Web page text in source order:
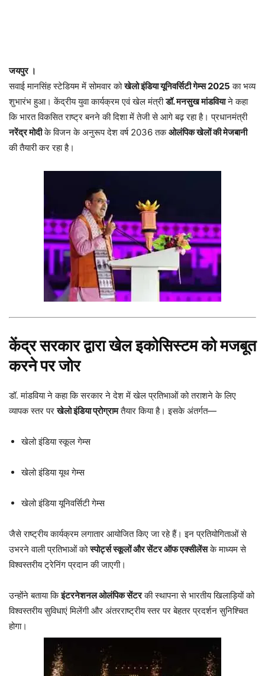
जयपुर ।
सवाई मानसिंह स्टेडियम में सोमवार कोखेलो इंडिया यूनिवर्सिटी गेम्स 2025 का भव्य
शुभारंभ हुआ। केंद्रीय युवा कार्यक्रम एवं खेल मंत्रीडॉ. मनसुख मांडवियाने कहा
कि भारत विकसित राष्ट्र बनने की दिशा में तेजी से आगे बढ़ रहा है। प्रधानमंत्री
नरेंद्र मोदीके विजन के अनुरूप देश वर्ष 2036 तकओलंपिक खेलों की मेजबानी
की तैयारी कर रहा है।
केंद्र सरकार द्वारा खेल इकोसिस्टम को मजबूत
करने पर जोर
डॉ. मांडविया ने कहा कि सरकार ने देश में खेल प्रतिभाओं को तराशने के लिए
व्यापक स्तर परखेलो इंडिया प्रोग्रामतैयार किया है। इसके अंतर्गत—
खेलो इंडिया स्कूल गेम्स
खेलो इंडिया यूथ गेम्स
खेलो इंडिया यूनिवर्सिटी गेम्स
जैसे राष्ट्रीय कार्यक्रम लगातार आयोजित किए जा रहे हैं। इन प्रतियोगिताओं से
उभरने वाली प्रतिभाओं कोस्पोर्ट्स स्कूलों और सेंटर ऑफ एक्सीलेंसके माध्यम से
विश्वस्तरीय ट्रेनिंग प्रदान की जाएगी।
उन्होंने बताया किइंटरनेशनल ओलंपिक सेंटरकी स्थापना से भारतीय खिलाड़ियों को
विश्वस्तरीय सुविधाएं मिलेंगी और अंतरराष्ट्रीय स्तर पर बेहतर प्रदर्शन सुनिश्चित
होगा।